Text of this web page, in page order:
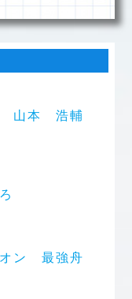
山本 浩輔
オン 最強舟